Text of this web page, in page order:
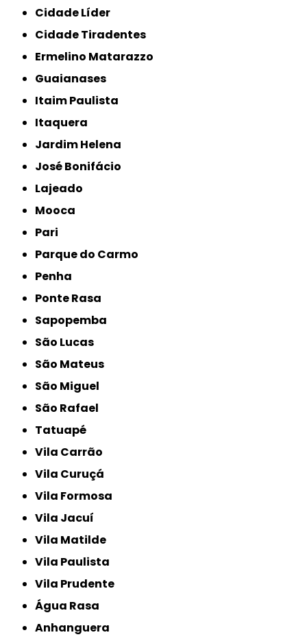
Cidade Líder
Cidade Tiradentes
Ermelino Matarazzo
Guaianases
Itaim Paulista
Itaquera
Jardim Helena
José Bonifácio
Lajeado
Mooca
Pari
Parque do Carmo
Penha
Ponte Rasa
Sapopemba
São Lucas
São Mateus
São Miguel
São Rafael
Tatuapé
Vila Carrão
Vila Curuçá
Vila Formosa
Vila Jacuí
Vila Matilde
Vila Paulista
Vila Prudente
Água Rasa
Anhanguera